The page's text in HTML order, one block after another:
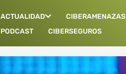
ACTUALIDAD CIBERAMENAZAS
PODCAST
CIBERSEGUROS